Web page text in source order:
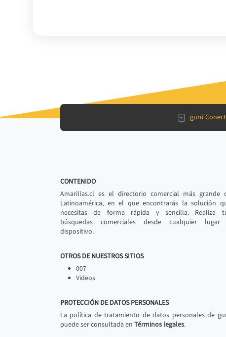
gurú
CONTENIDO
Amarillas.cl es el directorio comercial más grande
Latinoamérica, en el que encontrarás la solución
necesitas de forma rápida y sencilla. Realiza
búsquedas comerciales desde cualquier
dispositivo.
OTROS DE NUESTROS SITIOS
007
Videos
PROTECCIÓN DE DATOS PERSONALES
La política de tratamiento de datos personales de
puede ser consultada en Términos legales.